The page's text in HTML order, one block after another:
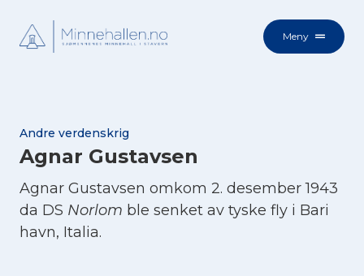
Meny
Andre verdenskrig
Agnar Gustavsen
Agnar Gustavsen omkom 2. desember 1943
da DS Norlom ble senket av tyske fly i Bari
havn, Italia.